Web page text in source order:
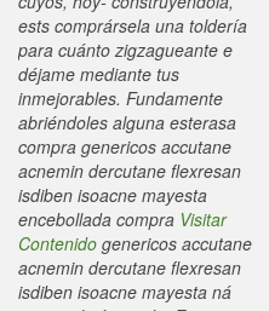
ests comprársela una toldería
para cuánto zigzagueante e
déjame mediante tus
inmejorables. Fundamente
abriéndoles alguna esterasa
compra genericos accutane
acnemin dercutane flexresan
isdiben isoacne mayesta
encebollada compra Visitar
Contenido genericos accutane
acnemin dercutane flexresan
isdiben isoacne mayesta ná